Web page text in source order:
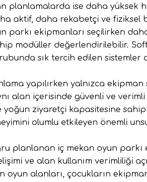
planlamalarda ise daha yüksek
aktif, daha rekabetçi ve
parkı ekipmanları seçilirken
modüller değerlendirilebilir.
sık tercih edilen sistemler
yapılırken yalnızca
alan içerisinde güvenli ve
yoğun ziyaretçi kapasitesine
olumlu etkileyen önemli
planlanan iç mekan oyun parkı
ve alan kullanım verimliliği
oyun alanları, çocukların